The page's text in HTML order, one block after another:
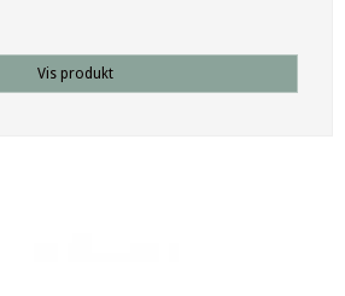
Vis produkt